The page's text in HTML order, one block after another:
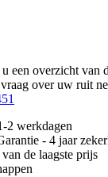
een overzicht van
over uw ruit
2 werkdagen
- 4 jaar
de laagste prijs